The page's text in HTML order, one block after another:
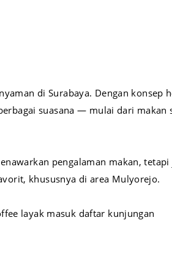
di Surabaya. Dengan konsep
suasana — mulai dari makan
pengalaman makan, tetapi
khususnya di area Mulyorejo.
layak masuk daftar kunjungan